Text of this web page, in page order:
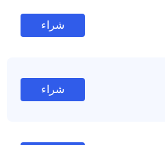
شراء
شراء